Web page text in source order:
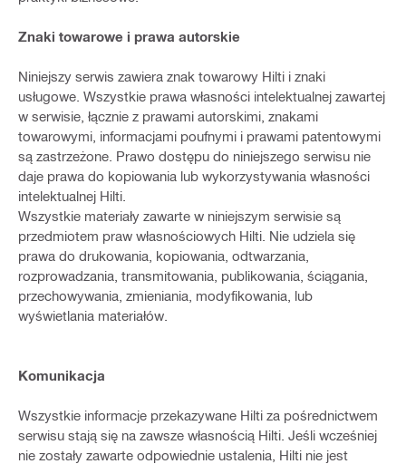
Znaki towarowe i prawa autorskie
Niniejszy serwis zawiera znak towarowy Hilti i znaki
usługowe. Wszystkie prawa własności intelektualnej zawartej
w serwisie, łącznie z prawami autorskimi, znakami
towarowymi, informacjami poufnymi i prawami patentowymi
są zastrzeżone. Prawo dostępu do niniejszego serwisu nie
daje prawa do kopiowania lub wykorzystywania własności
intelektualnej Hilti.
Wszystkie materiały zawarte w niniejszym serwisie są
przedmiotem praw własnościowych Hilti. Nie udziela się
prawa do drukowania, kopiowania, odtwarzania,
rozprowadzania, transmitowania, publikowania, ściągania,
przechowywania, zmieniania, modyfikowania, lub
wyświetlania materiałów.
Komunikacja
Wszystkie informacje przekazywane Hilti za pośrednictwem
serwisu stają się na zawsze własnością Hilti. Jeśli wcześniej
nie zostały zawarte odpowiednie ustalenia, Hilti nie jest